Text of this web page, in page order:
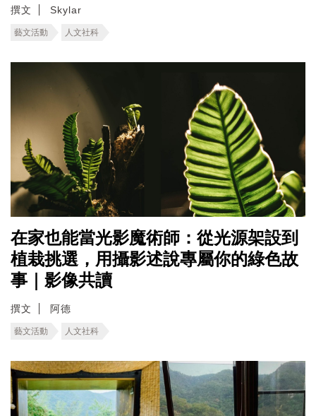
撰文 Skylar
藝文活動 人文社科
在家也能當光影魔術師：從光源架設到
植栽挑選，用攝影述說專屬你的綠色故
事｜影像共讀
撰文 阿德
藝文活動 人文社科